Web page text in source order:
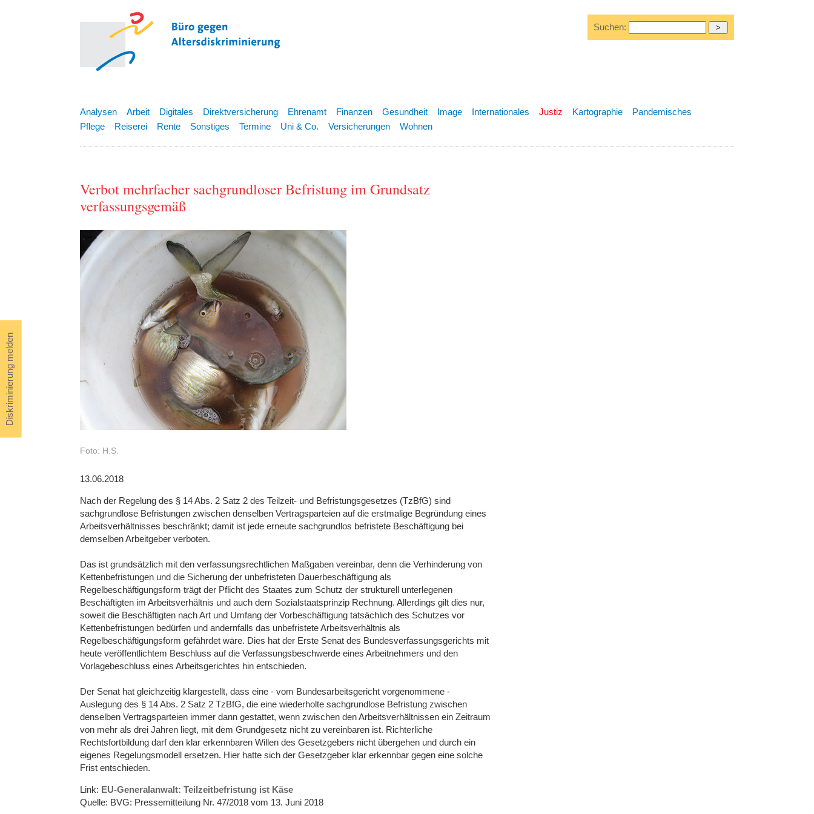
Diskriminierung melden
Suchen:
Analysen Arbeit Digitales Direktversicherung Ehrenamt Finanzen Gesundheit Image Internationales Justiz Kartographie
Pandemisches
Pflege
Reiserei Rente Sonstiges Termine Uni & Co. Versicherungen Wohnen
Verbot mehrfacher sachgrundloser Befristung im Grundsatz
verfassungsgemäß
Foto: H.S.
13.06.2018
Nach der Regelung des § 14 Abs. 2 Satz 2 des Teilzeit- und Befristungsgesetzes (TzBfG) sind
sachgrundlose Befristungen zwischen denselben Vertragsparteien auf die erstmalige Begründung eines
Arbeitsverhältnisses beschränkt; damit ist jede erneute sachgrundlos befristete Beschäftigung bei
demselben Arbeitgeber verboten.
Das ist grundsätzlich mit den verfassungsrechtlichen Maßgaben vereinbar, denn die Verhinderung von
Kettenbefristungen und die Sicherung der unbefristeten Dauerbeschäftigung als
Regelbeschäftigungsform trägt der Pflicht des Staates zum Schutz der strukturell unterlegenen
Beschäftigten im Arbeitsverhältnis und auch dem Sozialstaatsprinzip Rechnung. Allerdings gilt dies nur,
soweit die Beschäftigten nach Art und Umfang der Vorbeschäftigung tatsächlich des Schutzes vor
Kettenbefristungen bedürfen und andernfalls das unbefristete Arbeitsverhältnis als
Regelbeschäftigungsform gefährdet wäre. Dies hat der Erste Senat des Bundesverfassungsgerichts mit
heute veröffentlichtem Beschluss auf die Verfassungsbeschwerde eines Arbeitnehmers und den
Vorlagebeschluss eines Arbeitsgerichtes hin entschieden.
Der Senat hat gleichzeitig klargestellt, dass eine - vom Bundesarbeitsgericht vorgenommene -
Auslegung des § 14 Abs. 2 Satz 2 TzBfG, die eine wiederholte sachgrundlose Befristung zwischen
denselben Vertragsparteien immer dann gestattet, wenn zwischen den Arbeitsverhältnissen ein Zeitraum
von mehr als drei Jahren liegt, mit dem Grundgesetz nicht zu vereinbaren ist. Richterliche
Rechtsfortbildung darf den klar erkennbaren Willen des Gesetzgebers nicht übergehen und durch ein
eigenes Regelungsmodell ersetzen. Hier hatte sich der Gesetzgeber klar erkennbar gegen eine solche
Frist entschieden.
Link: EU-Generalanwalt: Teilzeitbefristung ist Käse
Quelle: BVG: Pressemitteilung Nr. 47/2018 vom 13. Juni 2018